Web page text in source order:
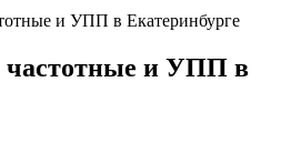
и УПП в Екатеринбурге
частотные и УПП в